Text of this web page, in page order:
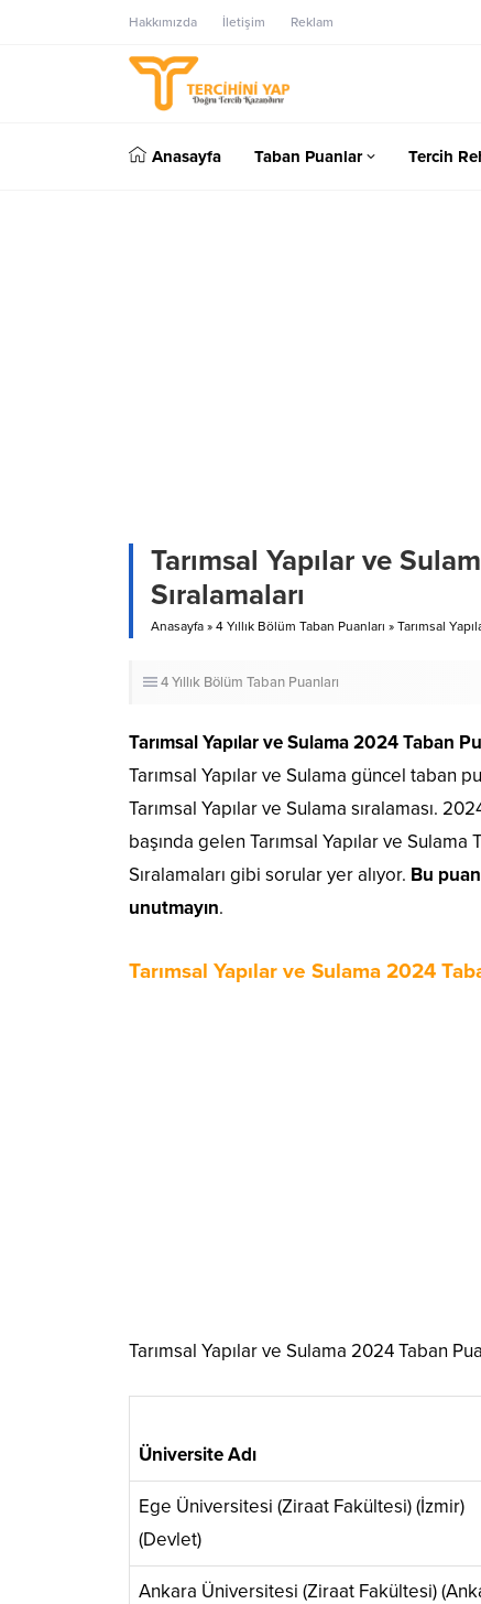
Hakkımızda İletişim Reklam
Anasayfa Taban Puanlar Tercih
Tarımsal Yapılar ve
Sıralamaları
Anasayfa » 4 Yıllık Bölüm Taban Puanları » Tarımsal
4 Yıllık Bölüm Taban Puanları
Tarımsal Yapılar ve Sulama 2024 Taban
Tarımsal Yapılar ve Sulama güncel taban
Tarımsal Yapılar ve Sulama sıralaması.
başında gelen Tarımsal Yapılar ve Sulama
Sıralamaları gibi sorular yer alıyor. Bu
unutmayın.
Tarımsal Yapılar ve Sulama 2024
Tarımsal Yapılar ve Sulama 2024 Taban
Üniversite Adı
Ege Üniversitesi (Ziraat Fakültesi) (İzmir)
(Devlet)
Ankara Üniversitesi (Ziraat Fakültesi)